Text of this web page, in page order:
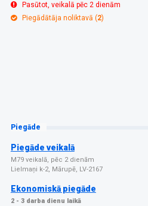
Pasūtot, veikalā pēc 2 dienām
Piegādātāja noliktavā (2)
Piegāde
Piegāde veikalā
M79 veikalā, pēc 2 dienām
Lielmaņi k-2, Mārupē, LV-2167
Ekonomiskā piegāde
2 - 3 darba dienu laikā